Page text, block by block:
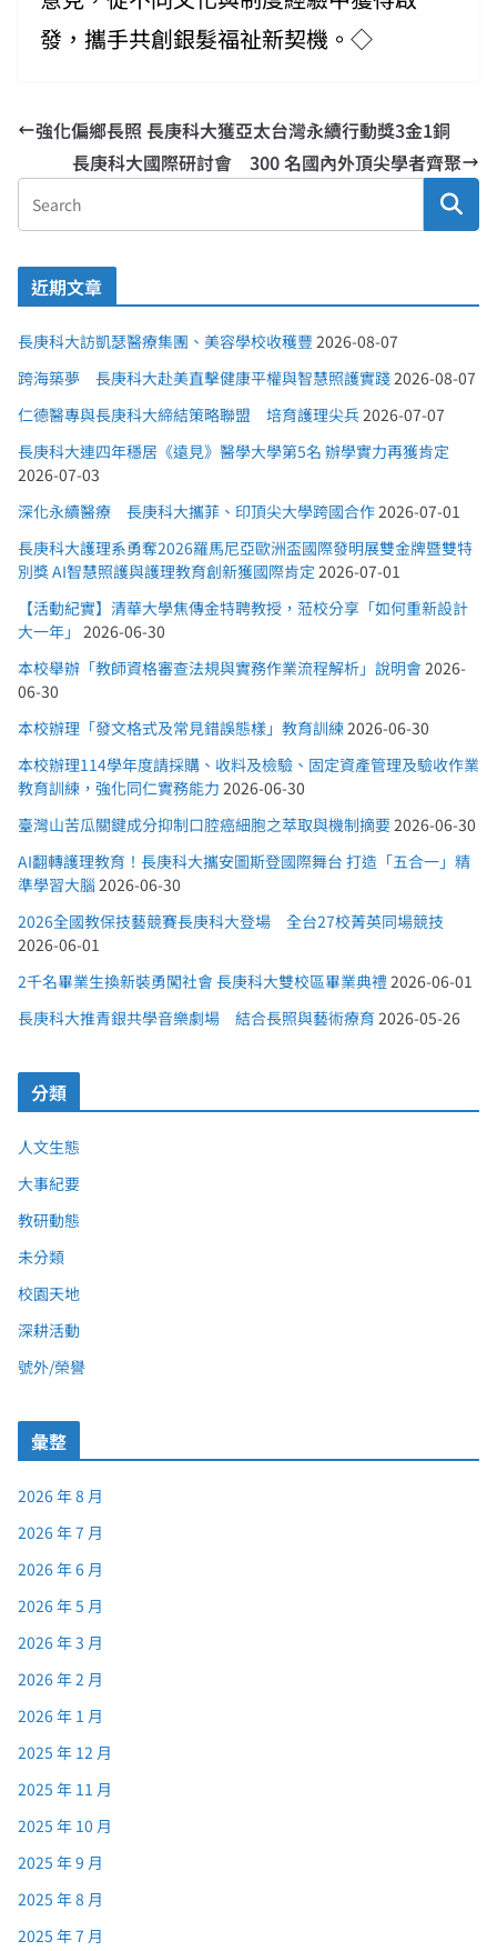
發，攜手共創銀髮福祉新契機。◇
強化偏鄉長照 長庚科大獲亞太台灣永續行動獎3金1銅
長庚科大國際研討會 300 名國內外頂尖學者齊聚
近期文章
長庚科大訪凱瑟醫療集團、美容學校收穫豐 2026-08-07
跨海築夢 長庚科大赴美直擊健康平權與智慧照護實踐 2026-08-07
仁德醫專與長庚科大締結策略聯盟 培育護理尖兵 2026-07-07
長庚科大連四年穩居《遠見》醫學大學第5名 辦學實力再獲肯定
2026-07-03
深化永續醫療 長庚科大攜菲、印頂尖大學跨國合作 2026-07-01
長庚科大護理系勇奪2026羅馬尼亞歐洲盃國際發明展雙金牌暨雙特
別獎 AI智慧照護與護理教育創新獲國際肯定 2026-07-01
【活動紀實】清華大學焦傳金特聘教授，蒞校分享「如何重新設計
大一年」
2026-06-30
本校舉辦「教師資格審查法規與實務作業流程解析」說明會 2026-
06-30
本校辦理「發文格式及常見錯誤態樣」教育訓練 2026-06-30
本校辦理114學年度請採購、收料及檢驗、固定資產管理及驗收作業
教育訓練，強化同仁實務能力 2026-06-30
臺灣山苦瓜關鍵成分抑制口腔癌細胞之萃取與機制摘要 2026-06-30
AI翻轉護理教育！長庚科大攜安圖斯登國際舞台 打造「五合一」精
準學習大腦 2026-06-30
2026全國教保技藝競賽長庚科大登場 全台27校菁英同場競技
2026-06-01
2千名畢業生換新裝勇闖社會 長庚科大雙校區畢業典禮 2026-06-01
長庚科大推青銀共學音樂劇場 結合長照與藝術療育 2026-05-26
分類
人文生態
大事紀要
教研動態
未分類
校園天地
深耕活動
號外/榮譽
彙整
2026 年 8 月
2026 年 7 月
2026 年 6 月
2026 年 5 月
2026 年 3 月
2026 年 2 月
2026 年 1 月
2025 年 12 月
2025 年 11 月
2025 年 10 月
2025 年 9 月
2025 年 8 月
2025 年 7 月